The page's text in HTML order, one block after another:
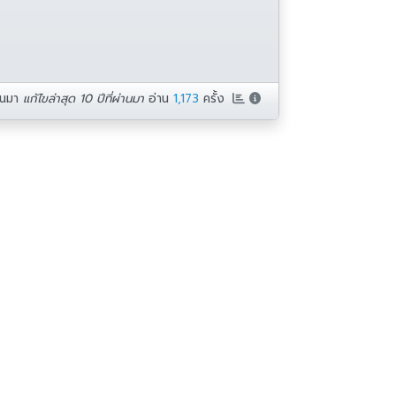
มา แก้ไขล่าสุด 10 ปีที่ผ่านมา อ่าน1,173 ครั้ง